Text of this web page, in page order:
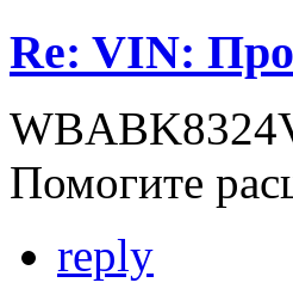
Re: VIN:
Помогите
reply